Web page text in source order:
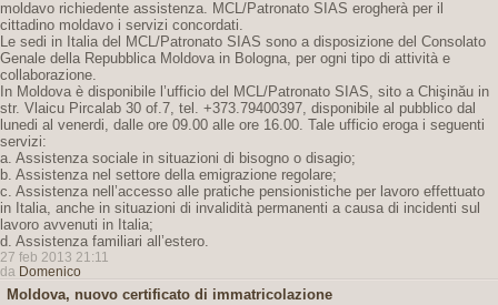
moldavo richiedente assistenza. MCL/Patronato SIAS erogherà per il
cittadino moldavo i servizi concordati.
Le sedi in Italia del MCL/Patronato SIAS sono a disposizione del Consolato
Genale della Repubblica Moldova in Bologna, per ogni tipo di attività e
collaborazione.
In Moldova è disponibile l’ufficio del MCL/Patronato SIAS, sito a Chişinău in
str. Vlaicu Pircalab 30 of.7, tel. +373.79400397, disponibile al pubblico dal
lunedi al venerdi, dalle ore 09.00 alle ore 16.00. Tale ufficio eroga i seguenti
servizi:
a. Assistenza sociale in situazioni di bisogno o disagio;
b. Assistenza nel settore della emigrazione regolare;
c. Assistenza nell’accesso alle pratiche pensionistiche per lavoro effettuato
in Italia, anche in situazioni di invalidità permanenti a causa di incidenti sul
lavoro avvenuti in Italia;
d. Assistenza familiari all’estero.
27 feb 2013 21:11
da Domenico
Moldova, nuovo certificato di immatricolazione